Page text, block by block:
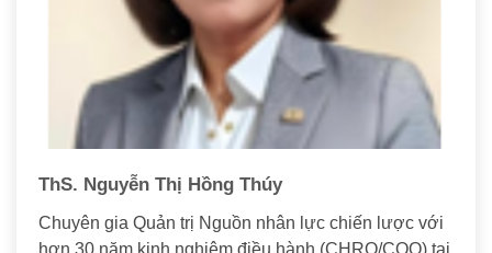
ThS. Nguyễn Thị Hồng Thúy
Chuyên gia Quản trị Nguồn nhân lực chiến lược với
hơn 30 năm kinh nghiệm điều hành (CHRO/COO) tại